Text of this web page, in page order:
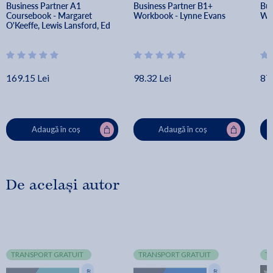
Business Partner A1
Coursebook - Margaret
O'Keeffe, Lewis Lansford, Ed
169.15 Lei
Adaugă în coș
Business Partner B1+
Workbook - Lynne Evans
98.32 Lei
Adaugă în coș
De același autor
TRANSPORT GRATUIT TRANSPORT GRATUIT